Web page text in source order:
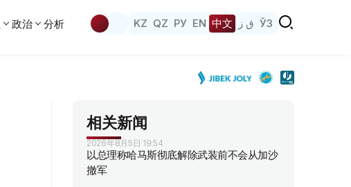
政治 分析 KZ QZ РУ EN 中文 ق ز ЎЗ
相关新闻
2026年8月5日 19:54
以总理称哈马斯彻底解除武装前不会从加沙
撤军